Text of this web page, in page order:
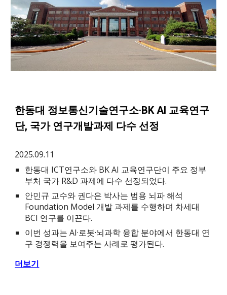
한동대 정보통신기술연구소·BK AI 교육연구
단, 국가 연구개발과제 다수 선정
2025.09.11
한동대 ICT연구소와 BK AI 교육연구단이 주요 정부
부처 국가 R&D 과제에 다수 선정되었다.
안민규 교수와 권다은 박사는 범용 뇌파 해석
Foundation Model 개발 과제를 수행하며 차세대
BCI 연구를 이끈다.
이번 성과는 AI·로봇·뇌과학 융합 분야에서 한동대 연
구 경쟁력을 보여주는 사례로 평가된다.
더보기